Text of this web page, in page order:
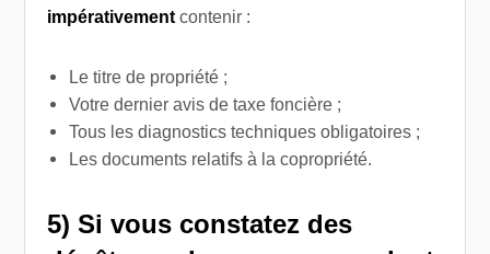
impérativement contenir :
Le titre de propriété ;
Votre dernier avis de taxe foncière ;
Tous les diagnostics techniques obligatoires ;
Les documents relatifs à la copropriété.
5) Si vous constatez des